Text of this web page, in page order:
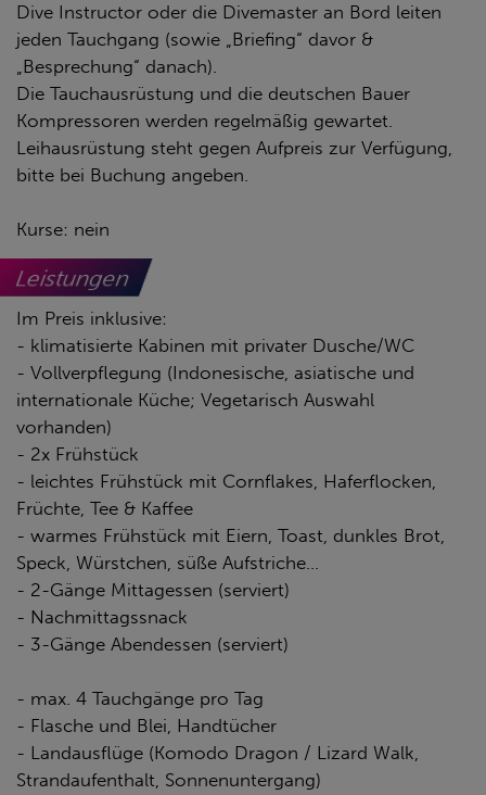
Dive Instructor oder die Divemaster an Bord leiten
jeden Tauchgang (sowie „Briefing“ davor &
„Besprechung“ danach).
Die Tauchausrüstung und die deutschen Bauer
Kompressoren werden regelmäßig gewartet.
Leihausrüstung steht gegen Aufpreis zur Verfügung,
bitte bei Buchung angeben.
Kurse: nein
Leistungen
Im Preis inklusive:
- klimatisierte Kabinen mit privater Dusche/WC
- Vollverpflegung (Indonesische, asiatische und
internationale Küche; Vegetarisch Auswahl
vorhanden)
- 2x Frühstück
- leichtes Frühstück mit Cornflakes, Haferflocken,
Früchte, Tee & Kaffee
- warmes Frühstück mit Eiern, Toast, dunkles Brot,
Speck, Würstchen, süße Aufstriche...
- 2-Gänge Mittagessen (serviert)
- Nachmittagssnack
- 3-Gänge Abendessen (serviert)
- max. 4 Tauchgänge pro Tag
- Flasche und Blei, Handtücher
- Landausflüge (Komodo Dragon / Lizard Walk,
Strandaufenthalt, Sonnenuntergang)